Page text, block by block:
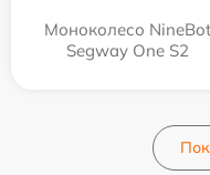
Моноколесо NineBot
Segway One S2